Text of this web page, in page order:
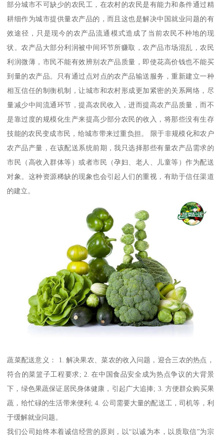
部分城市不可缺少的农民工，在农村的农民是有能力和条件通过精
耕细作为城市提供量农产品的，而且这也是解决中国就业问题的有
效途径，只是现今的农产品流通模式造成了当前农民不种地的现
状。农产品大部分利润被中间环节所赚取，农产品市场混乱，农民
利润微薄，市民不能有效辨别农产品质量，即使花高价钱也不能买
到量的农产品。只有通过点对点的农产品输送服务，重新建立一种
相互信任的制衡机制，让城市和农村形成更加紧密的关系网络，尽
量减少中间流通环节，提高农民收入，进而提高农产品质量，而不
是靠过度的规模化生产来提高少部分农民的收入，将那些没有生存
技能的农民变成市民，给城市带来过重负担。 限于非规模化和农户
农产品产量，在该配送系统前期，我只选择那些有量农产品需求的
市民（高收入群体等）或者市民（孕妇、老人、儿童等）作为配送
对象。这种资源稀缺的现象也会引起人们的重视，有助于信任渠道
的建立。
蔬菜配送意义： 1. 解决果农、菜农的收入问题，迎合三农的热点，
符合的菜篮子工程要求; 2. 在中国食品安全成为热点争议的大背景
下，绿色果蔬保证居民身体健康，引起广大追捧; 3. 方便群众购买果
蔬，给忙碌的生活带来便利; 4. 公司需要大量的配送工，司机等，利
于缓解就业问题。
我们公司始终本着诚信经营的原则，以“以诚为本，以质取信”为宗